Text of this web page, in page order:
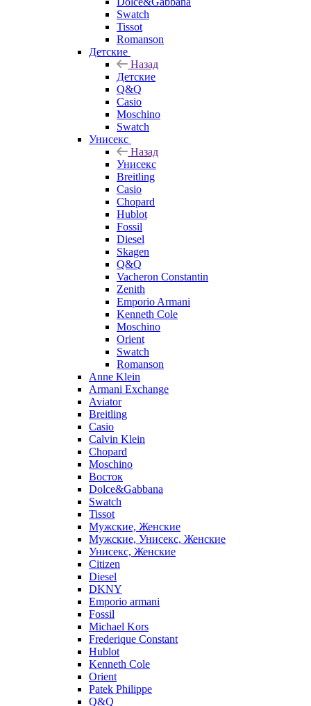
Swatch
Tissot
Romanson
Детские
Назад
Детские
Q&Q
Casio
Moschino
Swatch
Унисекс
Назад
Унисекс
Breitling
Casio
Chopard
Hublot
Fossil
Diesel
Skagen
Q&Q
Vacheron Constantin
Zenith
Emporio Armani
Kenneth Cole
Moschino
Orient
Swatch
Romanson
Anne Klein
Armani Exchange
Aviator
Breitling
Casio
Calvin Klein
Chopard
Moschino
Восток
Dolce&Gabbana
Swatch
Tissot
Мужские, Женские
Мужские, Унисекс, Женские
Унисекс, Женские
Citizen
Diesel
DKNY
Emporio armani
Fossil
Michael Kors
Frederique Constant
Hublot
Kenneth Cole
Orient
Patek Philippe
Q&Q